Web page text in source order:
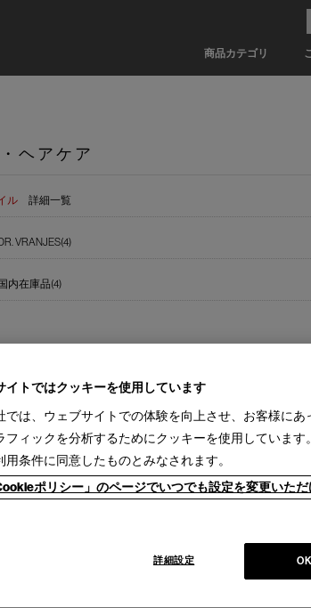
商品カテゴリ
ヘアケア
ル 詳細一覧
VRANJES(4)
国内在庫品(4)
トール・ヴラニエス) -
ッソ ノービレ〉
DR. VRANJES (ドットール・ヴラニ
VERBENA〈ヴァルベーナ〉
イトではクッキーを使用しています
では、ウェブサイトでの体験を向上させ、お客様にあ
フィックを分析するためにクッキーを使用していま
用条件に同意したものとみなされます。
ポリシー」のページでいつでも設定を変更いた
OK
詳細設定